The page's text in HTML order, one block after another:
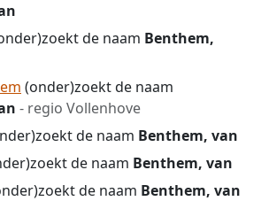
de naam Benthem,
(onder)zoekt de naam
- regio Vollenhove
de naam Benthem, van
de naam Benthem, van
de naam Benthem, van